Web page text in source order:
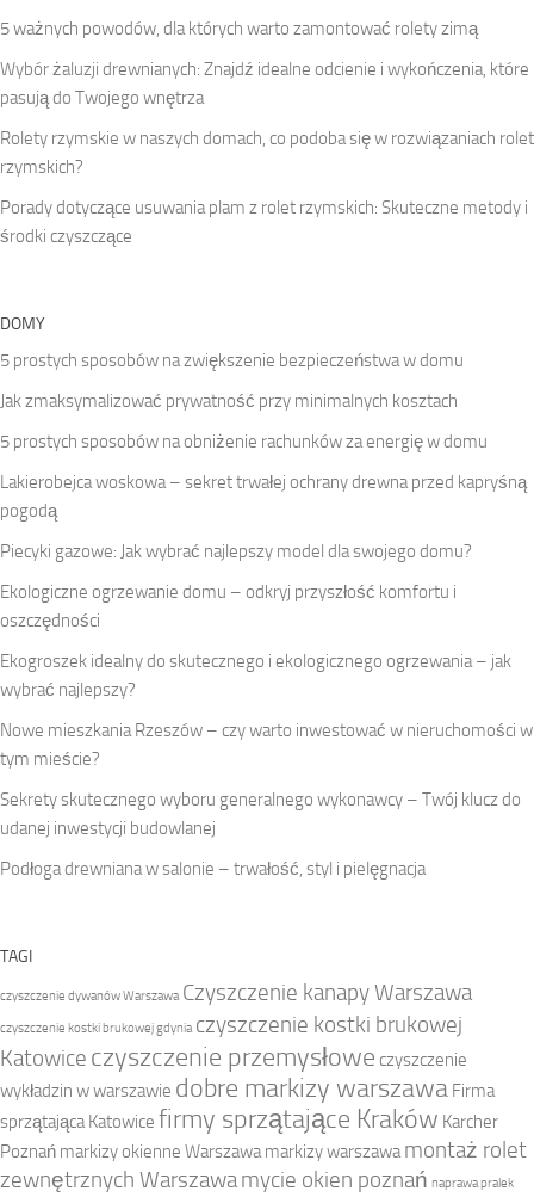
5 ważnych powodów, dla których warto zamontować rolety zimą
Wybór żaluzji drewnianych: Znajdź idealne odcienie i wykończenia, które
pasują do Twojego wnętrza
Rolety rzymskie w naszych domach, co podoba się w rozwiązaniach rolet
rzymskich?
Porady dotyczące usuwania plam z rolet rzymskich: Skuteczne metody i
środki czyszczące
DOMY
5 prostych sposobów na zwiększenie bezpieczeństwa w domu
Jak zmaksymalizować prywatność przy minimalnych kosztach
5 prostych sposobów na obniżenie rachunków za energię w domu
Lakierobejca woskowa – sekret trwałej ochrany drewna przed kapryśną
pogodą
Piecyki gazowe: Jak wybrać najlepszy model dla swojego domu?
Ekologiczne ogrzewanie domu – odkryj przyszłość komfortu i
oszczędności
Ekogroszek idealny do skutecznego i ekologicznego ogrzewania – jak
wybrać najlepszy?
Nowe mieszkania Rzeszów – czy warto inwestować w nieruchomości w
tym mieście?
Sekrety skutecznego wyboru generalnego wykonawcy – Twój klucz do
udanej inwestycji budowlanej
Podłoga drewniana w salonie – trwałość, styl i pielęgnacja
TAGI
czyszczenie dywanów Warszawa Czyszczenie kanapy Warszawa
czyszczenie kostki brukowej gdynia czyszczenie kostki brukowej
Katowice czyszczenie przemysłowe czyszczenie
wykładzin w warszawie dobre markizy warszawa Firma
sprzątająca Katowice firmy sprzątające Kraków Karcher
Poznań markizy okienne Warszawa markizy warszawa montaż rolet
zewnętrznych Warszawamycie okien poznań naprawa pralek